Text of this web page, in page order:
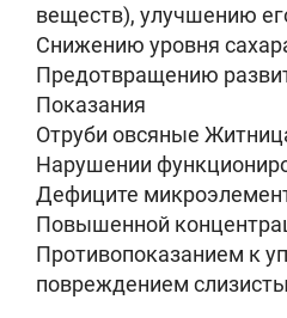
веществ), улучшению
Снижению уровня
Предотвращению
Показания
Отруби овсяные
Нарушении
Дефиците
Повышенной
Противопоказанием к
повреждением